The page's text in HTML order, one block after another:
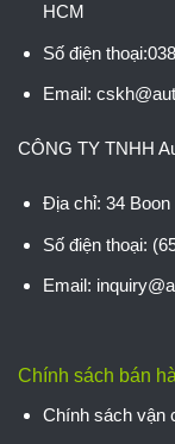
HCM
Số điện
Email:
CÔNG TY TNHH
Địa chỉ: 34 Boon
Số điện thoại:
Email:
Chính sách bán
Chính sách vận